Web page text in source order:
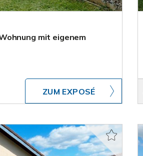
mit eigenem
ZUM EXPOSÉ